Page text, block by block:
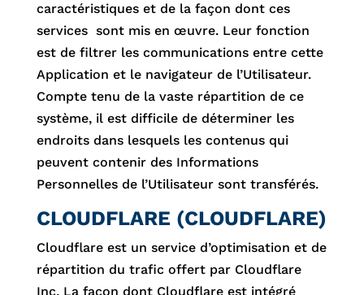
caractéristiques et de la façon dont ces
services sont mis en œuvre. Leur fonction
est de filtrer les communications entre cette
Application et le navigateur de l’Utilisateur.
Compte tenu de la vaste répartition de ce
système, il est difficile de déterminer les
endroits dans lesquels les contenus qui
peuvent contenir des Informations
Personnelles de l’Utilisateur sont transférés.
CLOUDFLARE (CLOUDFLARE)
Cloudflare est un service d’optimisation et de
répartition du trafic offert par Cloudflare
Inc. La façon dont Cloudflare est intégré